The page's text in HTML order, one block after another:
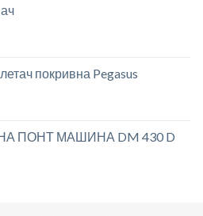
покривна Pegasus
ПОНТ МАШИНА DM 430 D